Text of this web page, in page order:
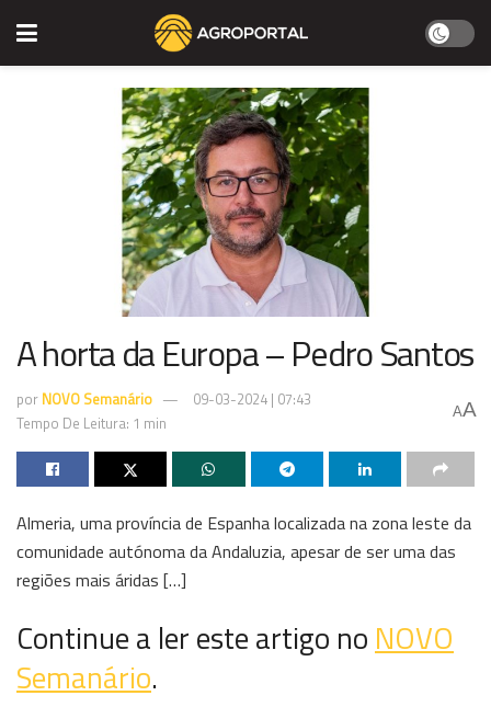
A horta da Europa – Pedro Santos
por NOVO Semanário
09-03-2024 | 07:43
Tempo De Leitura: 1 min
AA
Almeria, uma província de Espanha localizada na zona leste da
comunidade autónoma da Andaluzia, apesar de ser uma das
regiões mais áridas […]
Continue a ler este artigo noNOVO
Semanário.